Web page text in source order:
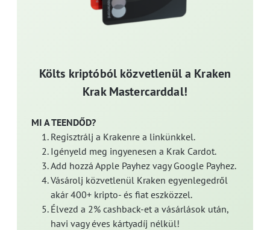
Költs kriptóból közvetlenül a Kraken
Krak Mastercarddal!
MI A TEENDŐD?
Regisztrálj a Krakenre a linkünkkel.
Igényeld meg ingyenesen a Krak Cardot.
Add hozzá Apple Payhez vagy Google Payhez.
Vásárolj közvetlenül Kraken egyenlegedről
akár 400+ kripto- és fiat eszközzel.
Élvezd a 2% cashback-et a vásárlások után,
havi vagy éves kártyadíj nélkül!